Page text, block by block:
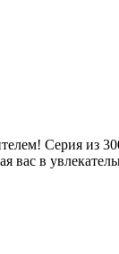
Серия из
вас в